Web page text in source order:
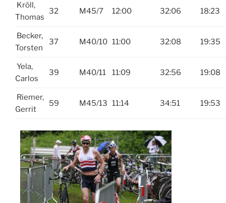
Kröll,
Thomas
32 M45/7 12:00 32:06 18:23
Becker,
Torsten
37 M40/10 11:00 32:08 19:35
Yela,
Carlos
39 M40/11 11:09 32:56 19:08
Riemer,
Gerrit
59 M45/13 11:14 34:51 19:53